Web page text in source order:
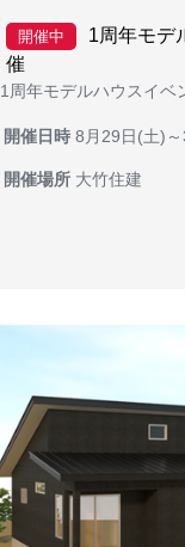
開催中
1周年モデ
催
1周年モデルハウスイベ
開催日時 8月29日(土)
開催場所 大竹住建